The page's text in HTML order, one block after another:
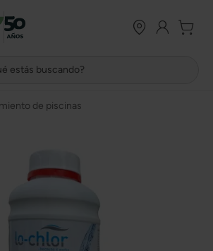
de piscinas